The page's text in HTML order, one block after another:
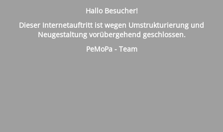
Hallo Besucher!
Dieser Internetauftritt ist wegen Umstrukturierung und
Neugestaltung vorübergehend geschlossen.
PeMoPa - Team